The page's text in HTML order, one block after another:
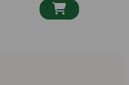
